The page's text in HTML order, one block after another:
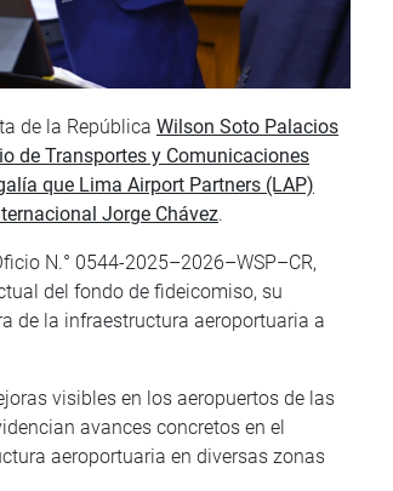
de la República Wilson Soto Palacios
de Transportes y Comunicaciones
que Lima Airport Partners (LAP)
Jorge Chávez.
N.° 0544-2025–2026–WSP–CR,
del fondo de fideicomiso, su
de la infraestructura aeroportuaria a
visibles en los aeropuertos de las
avances concretos en el
aeroportuaria en diversas zonas